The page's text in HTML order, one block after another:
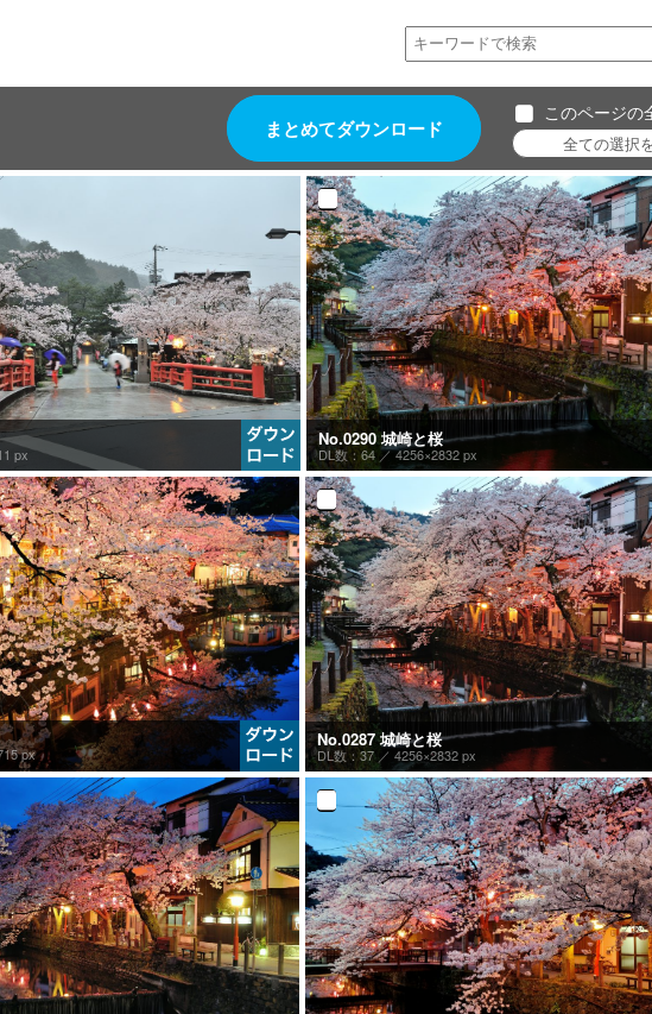
まとめてダウンロード
このページの
px
No.0290 城崎と桜
DL数：64 ／4256×2832 px
px
No.0287 城崎と桜
DL数：37 ／ 4256×2832 px